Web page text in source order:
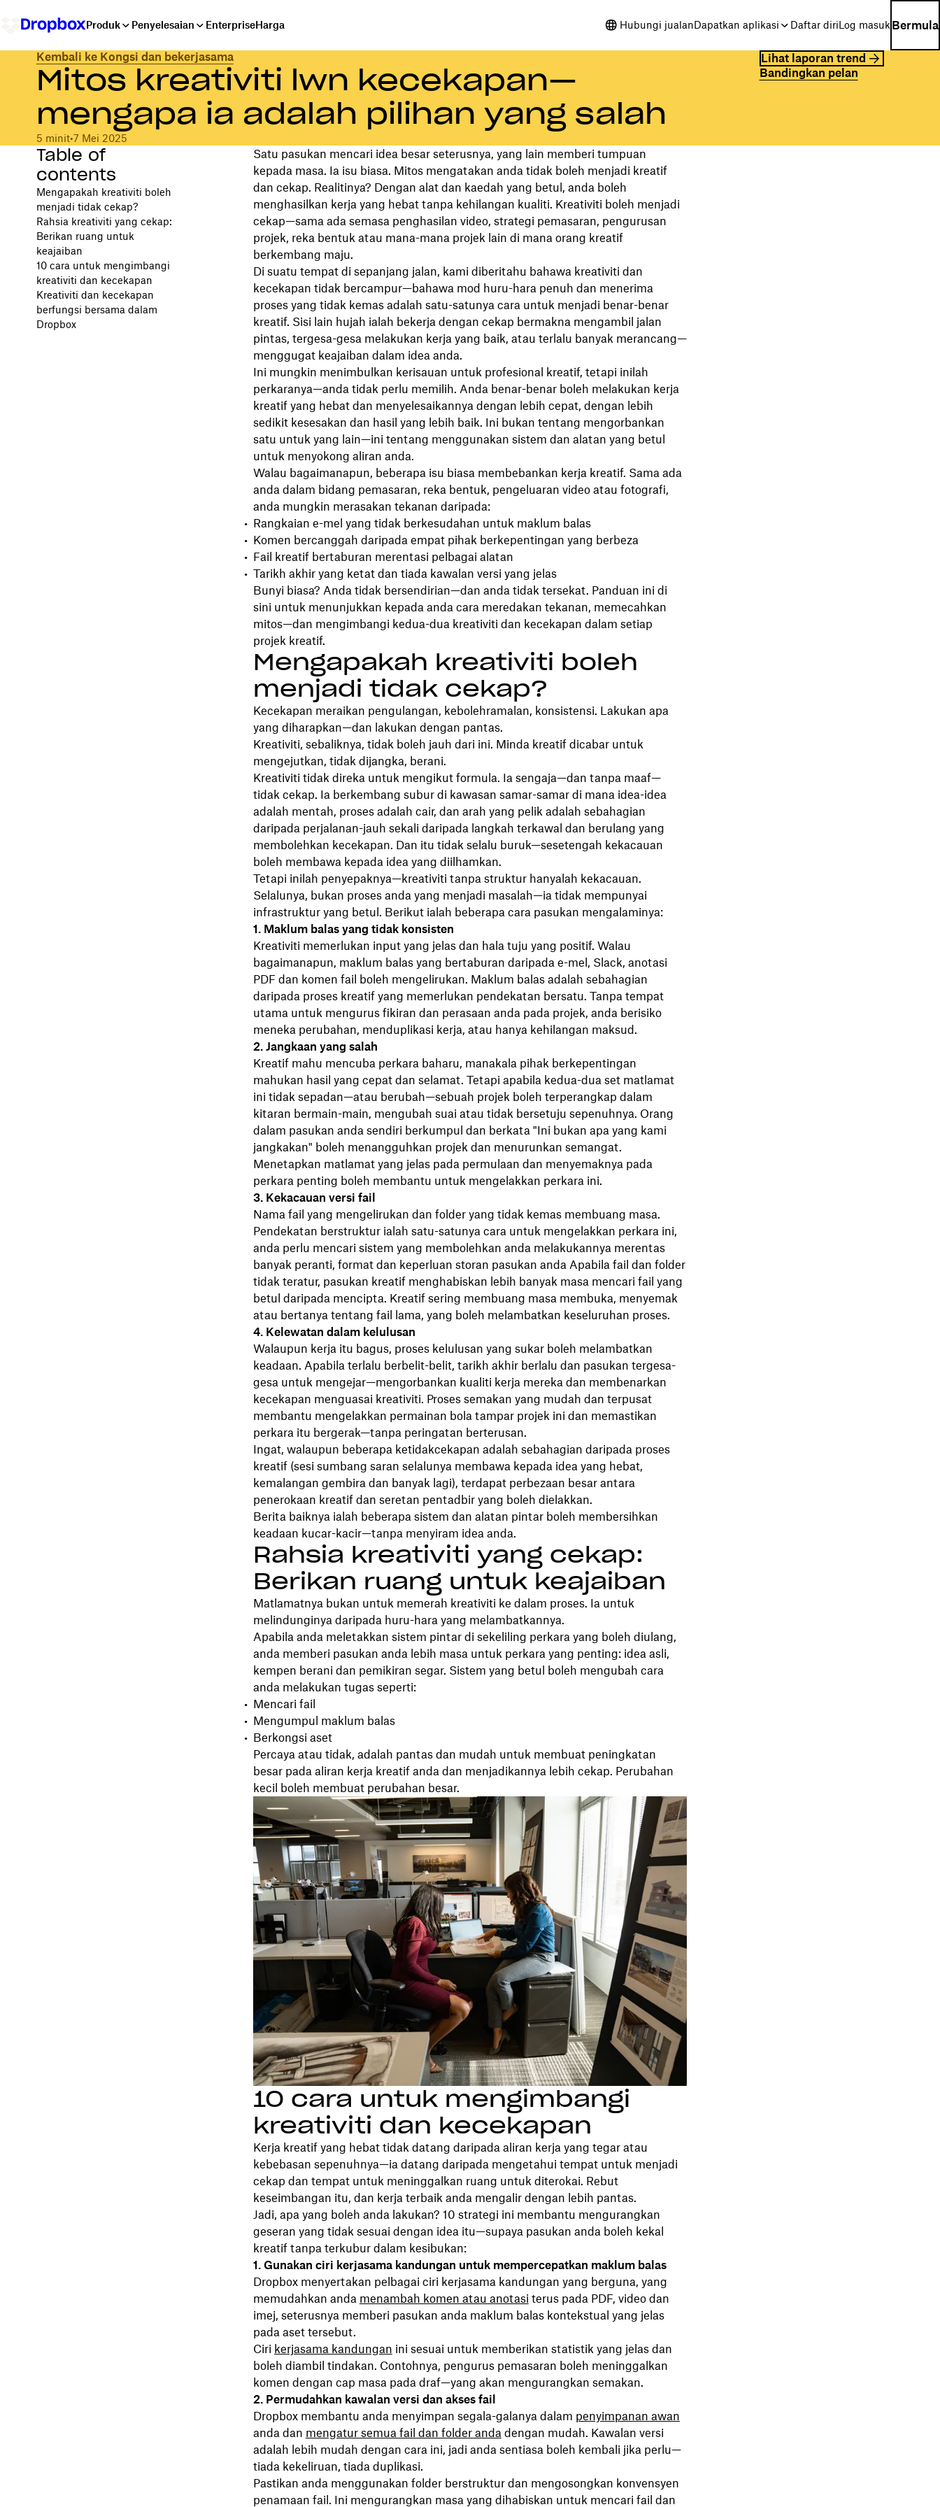
Produk Penyelesaian EnterpriseHarga Hubungi jualanDapatkan aplikasi Daftar diriLog masuk Bermula
Kembali ke Kongsi dan bekerjasama
Mitos kreativiti lwn kecekapan—
mengapa ia adalah pilihan yang salah
5 minit•7 Mei 2025
Lihat laporan trend
Bandingkan pelan
Table of
contents
Mengapakah kreativiti boleh
menjadi tidak cekap?
Rahsia kreativiti yang cekap:
Berikan ruang untuk
keajaiban
10 cara untuk mengimbangi
kreativiti dan kecekapan
Kreativiti dan kecekapan
berfungsi bersama dalam
Dropbox
Satu pasukan mencari idea besar seterusnya, yang lain memberi tumpuan
kepada masa. Ia isu biasa. Mitos mengatakan anda tidak boleh menjadi kreatif
dan cekap. Realitinya? Dengan alat dan kaedah yang betul, anda boleh
menghasilkan kerja yang hebat tanpa kehilangan kualiti. Kreativiti boleh menjadi
cekap—sama ada semasa penghasilan video, strategi pemasaran, pengurusan
projek, reka bentuk atau mana-mana projek lain di mana orang kreatif
berkembang maju.
Di suatu tempat di sepanjang jalan, kami diberitahu bahawa kreativiti dan
kecekapan tidak bercampur—bahawa mod huru-hara penuh dan menerima
proses yang tidak kemas adalah satu-satunya cara untuk menjadi benar-benar
kreatif. Sisi lain hujah ialah bekerja dengan cekap bermakna mengambil jalan
pintas, tergesa-gesa melakukan kerja yang baik, atau terlalu banyak merancang—
menggugat keajaiban dalam idea anda.
Ini mungkin menimbulkan kerisauan untuk profesional kreatif, tetapi inilah
perkaranya—anda tidak perlu memilih. Anda benar-benar boleh melakukan kerja
kreatif yang hebat dan menyelesaikannya dengan lebih cepat, dengan lebih
sedikit kesesakan dan hasil yang lebih baik. Ini bukan tentang mengorbankan
satu untuk yang lain—ini tentang menggunakan sistem dan alatan yang betul
untuk menyokong aliran anda.
Walau bagaimanapun, beberapa isu biasa membebankan kerja kreatif. Sama ada
anda dalam bidang pemasaran, reka bentuk, pengeluaran video atau fotografi,
anda mungkin merasakan tekanan daripada:
Rangkaian e-mel yang tidak berkesudahan untuk maklum balas
Komen bercanggah daripada empat pihak berkepentingan yang berbeza
Fail kreatif bertaburan merentasi pelbagai alatan
Tarikh akhir yang ketat dan tiada kawalan versi yang jelas
Bunyi biasa? Anda tidak bersendirian—dan anda tidak tersekat. Panduan ini di
sini untuk menunjukkan kepada anda cara meredakan tekanan, memecahkan
mitos—dan mengimbangi kedua-dua kreativiti dan kecekapan dalam setiap
projek kreatif.
Mengapakah kreativiti boleh
menjadi tidak cekap?
Kecekapan meraikan pengulangan, kebolehramalan, konsistensi. Lakukan apa
yang diharapkan—dan lakukan dengan pantas.
Kreativiti, sebaliknya, tidak boleh jauh dari ini. Minda kreatif dicabar untuk
mengejutkan, tidak dijangka, berani.
Kreativiti tidak direka untuk mengikut formula. Ia sengaja—dan tanpa maaf—
tidak cekap. Ia berkembang subur di kawasan samar-samar di mana idea-idea
adalah mentah, proses adalah cair, dan arah yang pelik adalah sebahagian
daripada perjalanan-jauh sekali daripada langkah terkawal dan berulang yang
membolehkan kecekapan. Dan itu tidak selalu buruk—sesetengah kekacauan
boleh membawa kepada idea yang diilhamkan.
Tetapi inilah penyepaknya—kreativiti tanpa struktur hanyalah kekacauan.
Selalunya, bukan proses anda yang menjadi masalah—ia tidak mempunyai
infrastruktur yang betul. Berikut ialah beberapa cara pasukan mengalaminya:
1. Maklum balas yang tidak konsisten
Kreativiti memerlukan input yang jelas dan hala tuju yang positif. Walau
bagaimanapun, maklum balas yang bertaburan daripada e-mel, Slack, anotasi
PDF dan komen fail boleh mengelirukan. Maklum balas adalah sebahagian
daripada proses kreatif yang memerlukan pendekatan bersatu. Tanpa tempat
utama untuk mengurus fikiran dan perasaan anda pada projek, anda berisiko
meneka perubahan, menduplikasi kerja, atau hanya kehilangan maksud.
2. Jangkaan yang salah
Kreatif mahu mencuba perkara baharu, manakala pihak berkepentingan
mahukan hasil yang cepat dan selamat. Tetapi apabila kedua-dua set matlamat
ini tidak sepadan—atau berubah—sebuah projek boleh terperangkap dalam
kitaran bermain-main, mengubah suai atau tidak bersetuju sepenuhnya. Orang
dalam pasukan anda sendiri berkumpul dan berkata "Ini bukan apa yang kami
jangkakan" boleh menangguhkan projek dan menurunkan semangat.
Menetapkan matlamat yang jelas pada permulaan dan menyemaknya pada
perkara penting boleh membantu untuk mengelakkan perkara ini.
3. Kekacauan versi fail
Nama fail yang mengelirukan dan folder yang tidak kemas membuang masa.
Pendekatan berstruktur ialah satu-satunya cara untuk mengelakkan perkara ini,
anda perlu mencari sistem yang membolehkan anda melakukannya merentas
banyak peranti, format dan keperluan storan pasukan anda Apabila fail dan folder
tidak teratur, pasukan kreatif menghabiskan lebih banyak masa mencari fail yang
betul daripada mencipta. Kreatif sering membuang masa membuka, menyemak
atau bertanya tentang fail lama, yang boleh melambatkan keseluruhan proses.
4. Kelewatan dalam kelulusan
Walaupun kerja itu bagus, proses kelulusan yang sukar boleh melambatkan
keadaan. Apabila terlalu berbelit-belit, tarikh akhir berlalu dan pasukan tergesa-
gesa untuk mengejar—mengorbankan kualiti kerja mereka dan membenarkan
kecekapan menguasai kreativiti. Proses semakan yang mudah dan terpusat
membantu mengelakkan permainan bola tampar projek ini dan memastikan
perkara itu bergerak—tanpa peringatan berterusan.
Ingat, walaupun beberapa ketidakcekapan adalah sebahagian daripada proses
kreatif (sesi sumbang saran selalunya membawa kepada idea yang hebat,
kemalangan gembira dan banyak lagi), terdapat perbezaan besar antara
penerokaan kreatif dan seretan pentadbir yang boleh dielakkan.
Berita baiknya ialah beberapa sistem dan alatan pintar boleh membersihkan
keadaan kucar-kacir—tanpa menyiram idea anda.
Rahsia kreativiti yang cekap:
Berikan ruang untuk keajaiban
Matlamatnya bukan untuk memerah kreativiti ke dalam proses. Ia untuk
melindunginya daripada huru-hara yang melambatkannya.
Apabila anda meletakkan sistem pintar di sekeliling perkara yang boleh diulang,
anda memberi pasukan anda lebih masa untuk perkara yang penting: idea asli,
kempen berani dan pemikiran segar. Sistem yang betul boleh mengubah cara
anda melakukan tugas seperti:
Mencari fail
Mengumpul maklum balas
Berkongsi aset
Percaya atau tidak, adalah pantas dan mudah untuk membuat peningkatan
besar pada aliran kerja kreatif anda dan menjadikannya lebih cekap. Perubahan
kecil boleh membuat perubahan besar.
10 cara untuk mengimbangi
kreativiti dan kecekapan
Kerja kreatif yang hebat tidak datang daripada aliran kerja yang tegar atau
kebebasan sepenuhnya—ia datang daripada mengetahui tempat untuk menjadi
cekap dan tempat untuk meninggalkan ruang untuk diterokai. Rebut
keseimbangan itu, dan kerja terbaik anda mengalir dengan lebih pantas.
Jadi, apa yang boleh anda lakukan? 10 strategi ini membantu mengurangkan
geseran yang tidak sesuai dengan idea itu—supaya pasukan anda boleh kekal
kreatif tanpa terkubur dalam kesibukan:
1. Gunakan ciri kerjasama kandungan untuk mempercepatkan maklum balas
Dropbox menyertakan pelbagai ciri kerjasama kandungan yang berguna, yang
memudahkan anda menambah komen atau anotasi terus pada PDF, video dan
imej, seterusnya memberi pasukan anda maklum balas kontekstual yang jelas
pada aset tersebut.
Ciri kerjasama kandungan ini sesuai untuk memberikan statistik yang jelas dan
boleh diambil tindakan. Contohnya, pengurus pemasaran boleh meninggalkan
komen dengan cap masa pada draf—yang akan mengurangkan semakan.
2. Permudahkan kawalan versi dan akses fail
Dropbox membantu anda menyimpan segala-galanya dalam penyimpanan awan
anda dan mengatur semua fail dan folder anda dengan mudah. Kawalan versi
adalah lebih mudah dengan cara ini, jadi anda sentiasa boleh kembali jika perlu—
tiada kekeliruan, tiada duplikasi.
Pastikan anda menggunakan folder berstruktur dan mengosongkan konvensyen
penamaan fail. Ini mengurangkan masa yang dihabiskan untuk mencari fail dan